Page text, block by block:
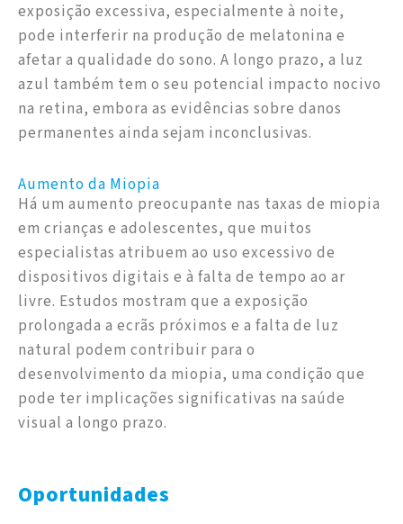
exposição excessiva, especialmente à noite,
pode interferir na produção de melatonina e
afetar a qualidade do sono. A longo prazo, a luz
azul também tem o seu potencial impacto nocivo
na retina, embora as evidências sobre danos
permanentes ainda sejam inconclusivas.
Aumento da Miopia
Há um aumento preocupante nas taxas de miopia
em crianças e adolescentes, que muitos
especialistas atribuem ao uso excessivo de
dispositivos digitais e à falta de tempo ao ar
livre. Estudos mostram que a exposição
prolongada a ecrãs próximos e a falta de luz
natural podem contribuir para o
desenvolvimento da miopia, uma condição que
pode ter implicações significativas na saúde
visual a longo prazo.
Oportunidades